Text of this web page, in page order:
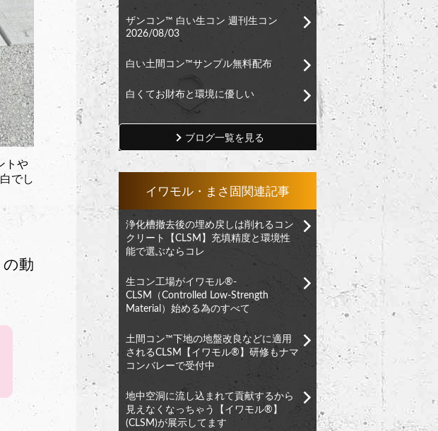
トや
でし
の動
ザンコン™︎ 白い生コン 週刊生コン
2026/08/03
白い土間コン™︎サンプル無料配布
白くてお財布と環境に優しい
ブログ一覧を見る
イワモル・まさ固関連記事
浄化槽撤去後の埋め戻しは削れるコン
クリート【CLSM】充填精度と環境性
能で選ぶならコレ
生コン工場がイワモル®︎-
CLSM（Controlled Low-Strength
Material）始める為のすべて
土間コン™︎下地の地盤改良などに適用
されるCLSM【イワモル®︎】研修もナマ
コンバレーで受付中
地中空洞に流し込まれて貢献するから
見えなくなっちゃう【イワモル®︎】
(CLSM)が展示してます